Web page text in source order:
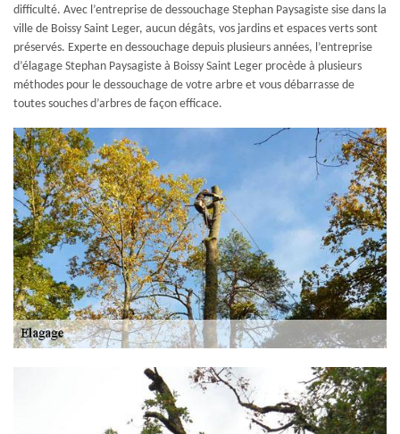
difficulté. Avec l’entreprise de dessouchage Stephan Paysagiste sise dans la
ville de Boissy Saint Leger, aucun dégâts, vos jardins et espaces verts sont
préservés. Experte en dessouchage depuis plusieurs années, l’entreprise
d’élagage Stephan Paysagiste à Boissy Saint Leger procède à plusieurs
méthodes pour le dessouchage de votre arbre et vous débarrasse de
toutes souches d’arbres de façon efficace.